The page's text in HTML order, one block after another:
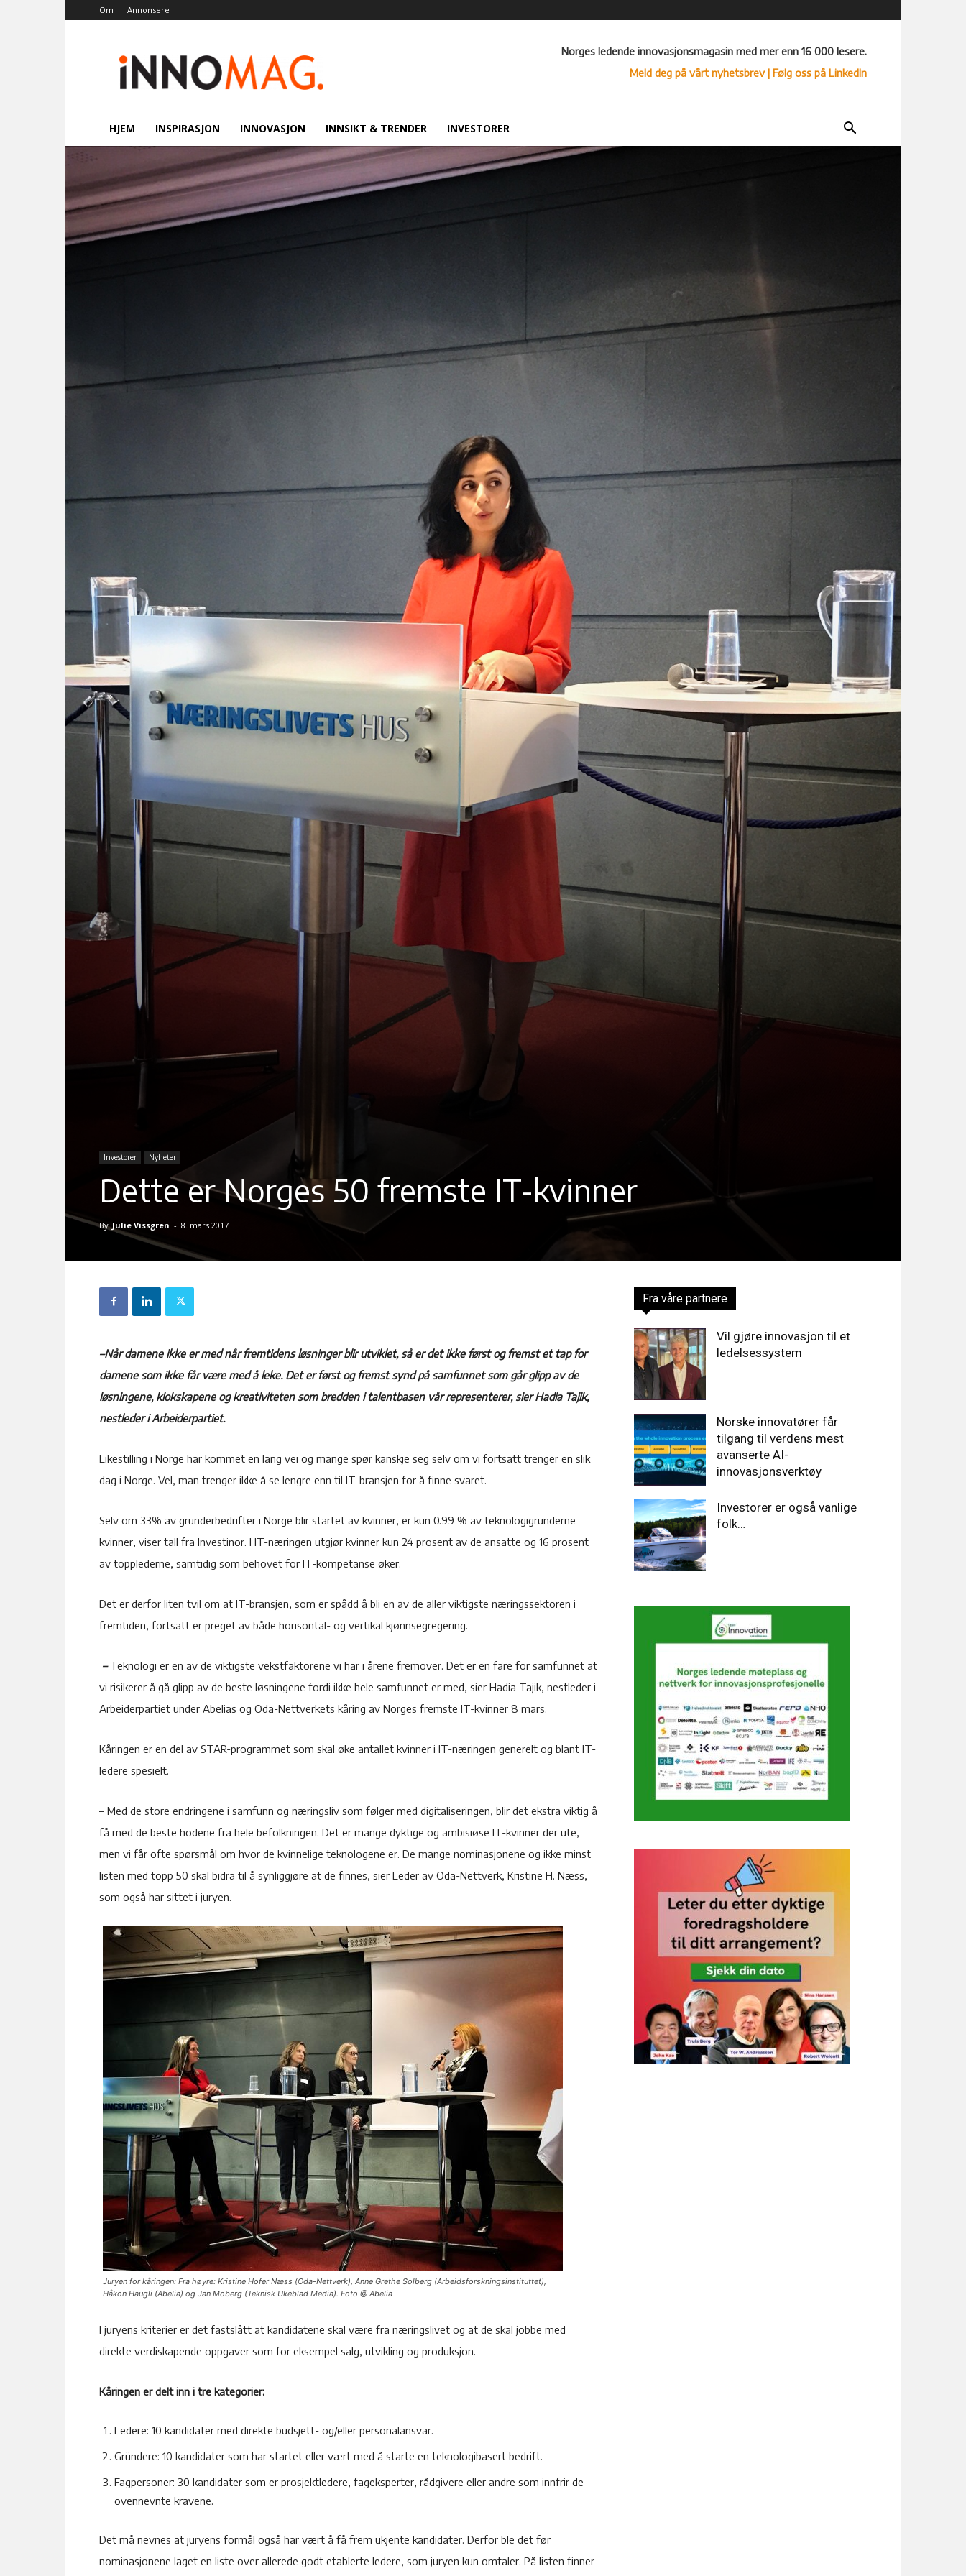
Om Annonsere
Norges ledende innovasjonsmagasin med mer enn 16 000 lesere.
Meld deg på vårt nyhetsbrev| Følg oss på LinkedIn
HJEM INSPIRASJON INNOVASJON INNSIKT & TRENDER INVESTORER
Investorer Nyheter
Dette er Norges 50 fremste IT-kvinner
By Julie Vissgren - 8. mars 2017
–Når damene ikke er med når fremtidens løsninger blir utviklet, så er det ikke først og fremst et tap for
damene som ikke får være med å leke. Det er først og fremst synd på samfunnet som går glipp av de
løsningene, klokskapene og kreativiteten som bredden i talentbasen vår representerer, sier Hadia Tajik,
nestleder i Arbeiderpartiet.
Likestilling i Norge har kommet en lang vei og mange spør kanskje seg selv om vi fortsatt trenger en slik
dag i Norge. Vel, man trenger ikke å se lengre enn til IT-bransjen for å finne svaret.
Selv om 33% av gründerbedrifter i Norge blir startet av kvinner, er kun 0.99 % av teknologigründerne
kvinner, viser tall fra Investinor. I IT-næringen utgjør kvinner kun 24 prosent av de ansatte og 16 prosent
av topplederne, samtidig som behovet for IT-kompetanse øker.
Det er derfor liten tvil om at IT-bransjen, som er spådd å bli en av de aller viktigste næringssektoren i
fremtiden, fortsatt er preget av både horisontal- og vertikal kjønnsegregering.
–Teknologi er en av de viktigste vekstfaktorene vi har i årene fremover. Det er en fare for samfunnet at
vi risikerer å gå glipp av de beste løsningene fordi ikke hele samfunnet er med, sier Hadia Tajik, nestleder i
Arbeiderpartiet under Abelias og Oda-Nettverkets kåring av Norges fremste IT-kvinner 8 mars.
Kåringen er en del av STAR-programmet som skal øke antallet kvinner i IT-næringen generelt og blant IT-
ledere spesielt.
– Med de store endringene i samfunn og næringsliv som følger med digitaliseringen, blir det ekstra viktig å
få med de beste hodene fra hele befolkningen. Det er mange dyktige og ambisiøse IT-kvinner der ute,
men vi får ofte spørsmål om hvor de kvinnelige teknologene er. De mange nominasjonene og ikke minst
listen med topp 50 skal bidra til å synliggjøre at de finnes, sier Leder av Oda-Nettverk, Kristine H. Næss,
som også har sittet i juryen.
Juryen for kåringen: Fra høyre: Kristine Hofer Næss (Oda-Nettverk), Anne Grethe Solberg (Arbeidsforskningsinstituttet),
Håkon Haugli (Abelia) og Jan Moberg (Teknisk Ukeblad Media). Foto @ Abelia
I juryens kriterier er det fastslått at kandidatene skal være fra næringslivet og at de skal jobbe med
direkte verdiskapende oppgaver som for eksempel salg, utvikling og produksjon.
Kåringen er delt inn i tre kategorier:
Ledere: 10 kandidater med direkte budsjett- og/eller personalansvar.
Gründere: 10 kandidater som har startet eller vært med å starte en teknologibasert bedrift.
Fagpersoner: 30 kandidater som er prosjektledere, fageksperter, rådgivere eller andre som innfrir de
ovennevnte kravene.
Det må nevnes at juryens formål også har vært å få frem ukjente kandidater. Derfor ble det før
nominasjonene laget en liste over allerede godt etablerte ledere, som juryen kun omtaler. På listen finner
Fra våre partnere
Vil gjøre innovasjon til et
ledelsessystem
Norske innovatører får
tilgang til verdens mest
avanserte AI-
innovasjonsverktøy
Investorer er også vanlige
folk…